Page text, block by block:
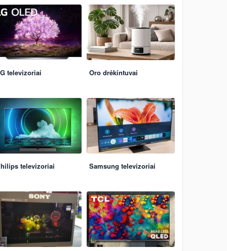
televizoriai Oro drėkintuvai
televizoriai Samsung televizoriai